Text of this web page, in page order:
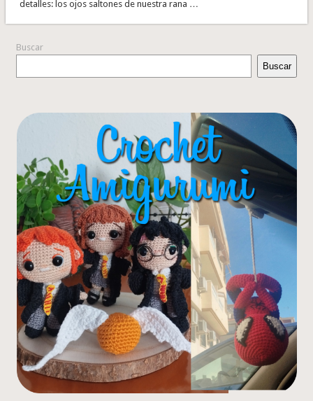
detalles: los ojos saltones de nuestra rana …
Buscar
Buscar